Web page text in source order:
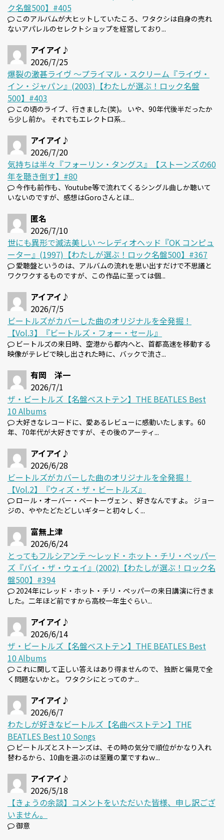
ク名盤500】#405
このアルバムが大ヒットしていたころ、ワタクシは自身の売れ
ないアパレルのセレクトショップを経営しており...
アイアイ♪
2026/7/25
爆裂の激甚ライヴ 〜プライマル・スクリーム『ライヴ・
イン・ジャパン』(2003)【わたしが選ぶ！ロック名盤
500】#403
この頃のライブ、行きました(笑)。 いや、90年代後半だったか
ら少し前か。 それでもエレクトロ系...
アイアイ♪
2026/7/20
気持ちは半々『フォーリン・タングス』【ストーンズの60
年を聴き倒す】#80
今作も前作も、Youtube等で流れてくるシングル曲しか聴いて
いないのですが、感想はGoroさんとほ...
匿名
2026/7/10
世にも異形で滅法美しい 〜レディオヘッド『OK コンピュ
ーター』(1997)【わたしが選ぶ！ロック名盤500】#367
愛聴盤というのは、アルバムの流れを思い出すだけで不思議と
ワクワクするものですが、この作品に至っては個...
アイアイ♪
2026/7/5
ビートルズがカバーした曲のオリジナルを全発掘！
【Vol.3】『ビートルズ・フォー・セール』
ビートルズの来日時、空港から都内へと、首都高速を移動する
映像がテレビで映し出された時に、バックで流さ...
有岡 洋一
2026/7/1
ザ・ビートルズ【名盤ベストテン】THE BEATLES Best
10 Albums
大好きなレコードに、愛あるレビューに感動いたします。60
年、70年代が大好きですが、その後のアーティ...
アイアイ♪
2026/6/28
ビートルズがカバーした曲のオリジナルを全発掘！
【Vol.2】『ウィズ・ザ・ビートルズ』
ロール・オーバー・ベートーヴェン 、好きなんですよ。 ジョー
ジの、ややたどたどしいギターと初々しく...
富無上津
2026/6/24
とってもフルシアンテ 〜レッド・ホット・チリ・ペッパー
ズ『バイ・ザ・ウェイ』(2002)【わたしが選ぶ！ロック名
盤500】#394
2024年にレッド・ホット・チリ・ペッパーの来日講演に行きま
した。二年ほど前ですから高校一年生ぐらい...
アイアイ♪
2026/6/14
ザ・ビートルズ【名盤ベストテン】THE BEATLES Best
10 Albums
これに関して正しい答えはあり得ませんので、 独断と偏見で全
く問題ないかと。 ワタクシにとってのナ...
アイアイ♪
2026/6/7
わたしが好きなビートルズ【名曲ベストテン】THE
BEATLES Best 10 Songs
ビートルズとストーンズは、その時の気分で順位がかなり入れ
替わるから、10曲を選ぶのは至難の業ですねｗ...
アイアイ♪
2026/5/18
【きょうの余談】コメントをいただいた皆様、申し訳ござ
いません。
御意